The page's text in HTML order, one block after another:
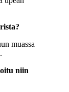
muassa
niin